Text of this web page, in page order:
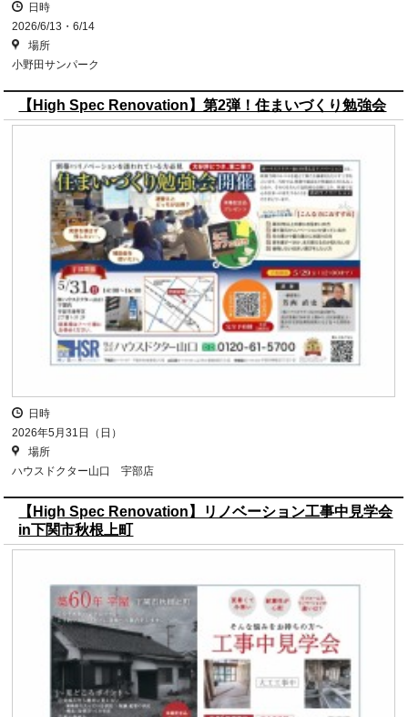
日時
2026/6/13・6/14
場所
小野田サンパーク
【High Spec Renovation】第2弾！住まいづくり勉強会
日時
2026年5月31日（日）
場所
ハウスドクター山口 宇部店
【High Spec Renovation】リノベーション工事中見学会
in下関市秋根上町